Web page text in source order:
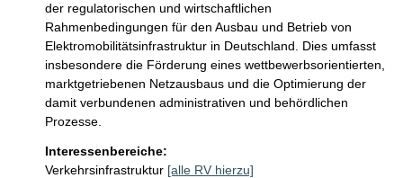
der regulatorischen und wirtschaftlichen
Rahmenbedingungen für den Ausbau und Betrieb von
Elektromobilitätsinfrastruktur in Deutschland. Dies umfasst
insbesondere die Förderung eines wettbewerbsorientierten,
marktgetriebenen Netzausbaus und die Optimierung der
damit verbundenen administrativen und behördlichen
Prozesse.
Interessenbereiche:
Verkehrsinfrastruktur [alle RV hierzu]